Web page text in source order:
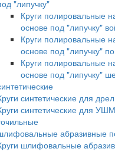
"липучку"
Круги полировальные
основе под "липучку"
Круги полировальные
основе под "липучку"
Круги полировальные
основе под "липучку"
синтетические для
синтетические для УШМ
абразивные
шлифовальные